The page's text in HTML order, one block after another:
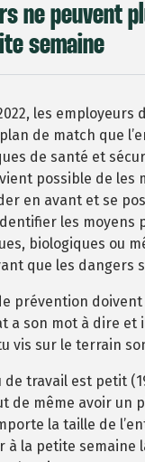
ne peuvent
semaine
les
de match que
de santé et
possible de les
en avant et se
les moyens
biologiques ou
que les dangers
prévention
a son mot à dire
vis sur le terrain
de travail est petit
de même avoir un
la taille de
la petite semaine